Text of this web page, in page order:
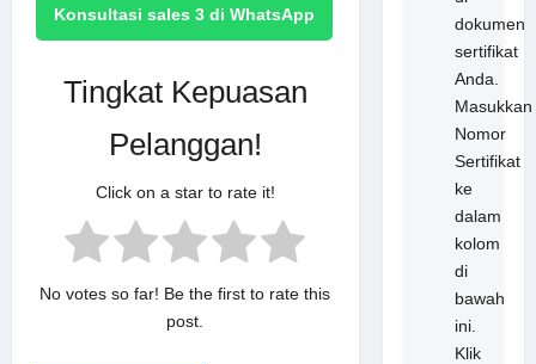
Konsultasi sales 3 di WhatsApp
Tingkat Kepuasan
Pelanggan!
Click on a star to rate it!
No votes so far! Be the first to rate this
post.
dokumen
sertifikat
Anda.
Masukkan
Nomor
Sertifikat
ke
dalam
kolom
di
bawah
ini.
Klik